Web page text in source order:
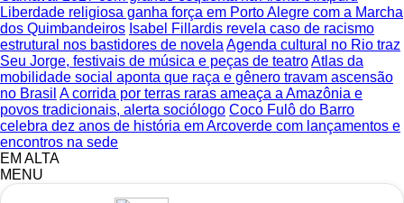
Liberdade religiosa ganha força em Porto Alegre com a Marcha
dos Quimbandeiros Isabel Fillardis revela caso de racismo
estrutural nos bastidores de novela Agenda cultural no Rio traz
Seu Jorge, festivais de música e peças de teatroAtlas da
mobilidade social aponta que raça e gênero travam ascensão
no Brasil A corrida por terras raras ameaça a Amazônia e
povos tradicionais, alerta sociólogo Coco Fulô do Barro
celebra dez anos de história em Arcoverde com lançamentos e
encontros na sede
EM ALTA
MENU